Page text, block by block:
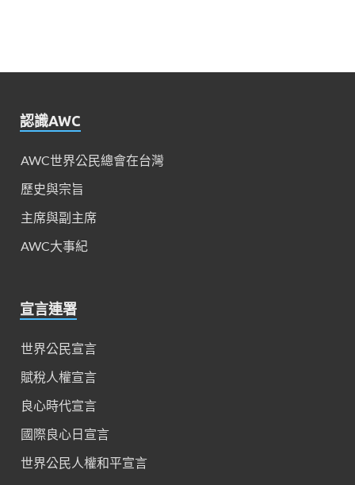
認識AWC
AWC世界公民總會在台灣
歷史與宗旨
主席與副主席
AWC大事紀
宣言連署
世界公民宣言
賦稅人權宣言
良心時代宣言
國際良心日宣言
世界公民人權和平宣言